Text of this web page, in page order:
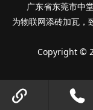
广东省东莞市中
为物联网添砖加瓦，
Copyright ©